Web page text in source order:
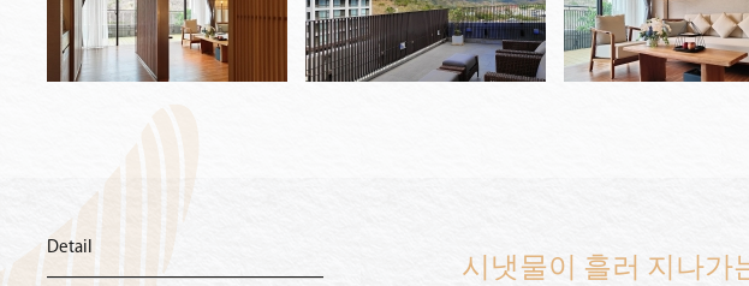
Detail
시냇물이 흘러 지나가